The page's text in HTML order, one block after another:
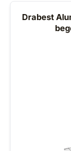
Drabest